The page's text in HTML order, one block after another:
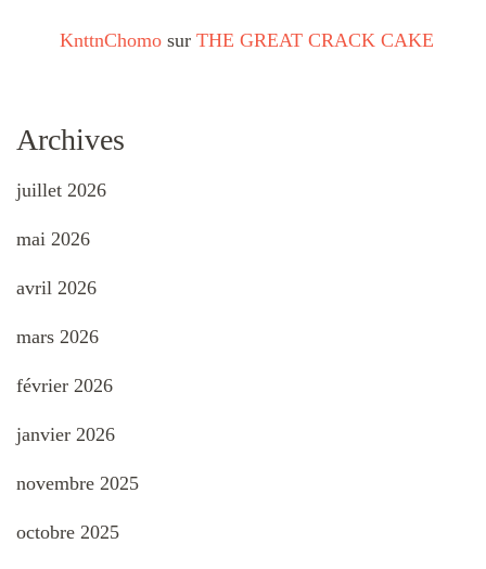
KnttnChomo sur THE GREAT CRACK CAKE
Archives
juillet 2026
mai 2026
avril 2026
mars 2026
février 2026
janvier 2026
novembre 2025
octobre 2025